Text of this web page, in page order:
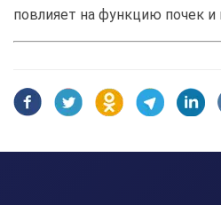
повлияет на функцию почек